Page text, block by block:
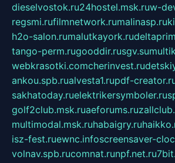
dieselvostok.ru24hostel.msk.ruw-
regsmi.rufilmnetwork.rumalinasp.ru
h2o-salon.rumalutkayork.ru
tango-perm.rugooddir.rusgv.su
webkrasotki.comcherinvest.ru
ankou.spb.rualvesta1.rupdf-
sakhatoday.ruelektrikersymboler.ru
golf2club.msk.ruaeforums.ru
multimodal.msk.ruhabaigry.ru
isz-fest.ruewnc.infoscreensaver-
volnav.spb.rucomnat.runpf.net.ru